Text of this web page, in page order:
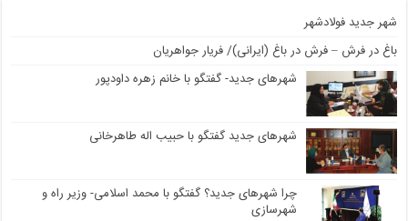
شهر جدید فولادشهر
باغ در فرش – فرش در باغ (ایرانی)/ فریار جواهریان
شهرهای جدید- گفتگو با خانم زهره داودپور
شهرهای جدید گفتگو با حبیب اله طاهرخانی
چرا شهرهای جدید؟ گفتگو با محمد اسلامی- وزیر راه و
شهرسازی